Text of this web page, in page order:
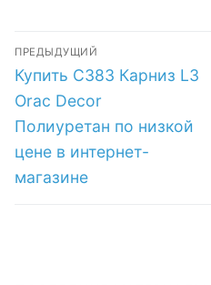
низкой цене в
интернет-
магазине
Навигация
по
записям
ПРЕДЫДУЩИЙ
Предыдущая
запись:
Купить C383 Карниз L3
Orac Decor
Полиуретан по низкой
цене в интернет-
магазине